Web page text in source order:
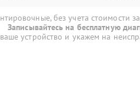
без учета стоимости
Записывайтесь на бесплатную
устройство и укажем на